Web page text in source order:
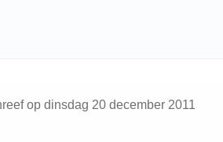
op dinsdag 20 december 2011